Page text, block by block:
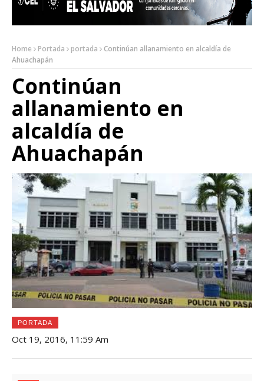
Home Portada portada
Continúan allanamiento en alcaldía de
Ahuachapán
Continúan
allanamiento en
alcaldía de
Ahuachapán
PORTADA
Oct 19, 2016, 11:59 Am